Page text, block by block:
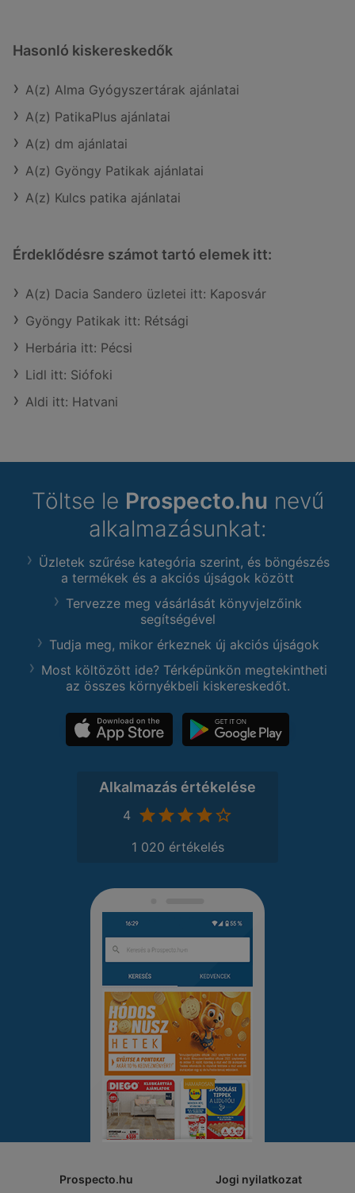
Hasonló kiskereskedők
A(z) Alma Gyógyszertárak ajánlatai
A(z) PatikaPlus ajánlatai
A(z) dm ajánlatai
A(z) Gyöngy Patikak ajánlatai
A(z) Kulcs patika ajánlatai
Érdeklődésre számot tartó elemek itt:
A(z) Dacia Sandero üzletei itt: Kaposvár
Gyöngy Patikak itt: Rétsági
Herbária itt: Pécsi
Lidl itt: Siófoki
Aldi itt: Hatvani
Töltse le Prospecto.hu nevű
alkalmazásunkat:
Üzletek szűrése kategória szerint, és böngészés
a termékek és a akciós újságok között
Tervezze meg vásárlását könyvjelzőink
segítségével
Tudja meg, mikor érkeznek új akciós újságok
Most költözött ide? Térképünkön megtekintheti
az összes környékbeli kiskereskedőt.
Alkalmazás értékelése
4
1 020 értékelés
Prospecto.hu Jogi nyilatkozat